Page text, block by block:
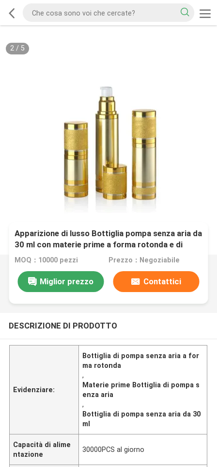
2/ 5
Apparizione di lusso Bottiglia pompa senza aria da
30 ml con materie prime a forma rotonda e di
qualsiasi colore
MOQ：10000 pezzi Prezzo：Negoziabile
Miglior prezzo Contattici
DESCRIZIONE DI PRODOTTO
Evidenziare:
Bottiglia di pompa senza aria a for
ma rotonda
,
Materie prime Bottiglia di pompa s
enza aria
,
Bottiglia di pompa senza aria da 30
ml
Capacità di alime
ntazione
30000PCS al giorno